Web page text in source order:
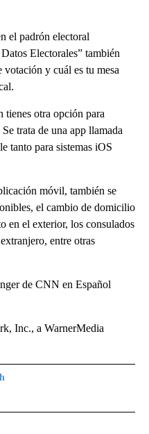
el padrón electoral
Electorales” también
y cuál es tu mesa
tienes otra opción para
trata de una app llamada
tanto para sistemas iOS
móvil, también se
el cambio de domicilio
en el exterior, los consulados
entre otras
de CNN en Español
Inc., a WarnerMedia
RECEIVE NOTIFICATIONS ABOUT